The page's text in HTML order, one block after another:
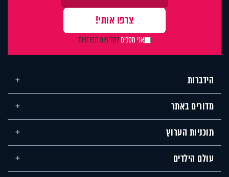
אני מסכיםלמדיניות הפרטיות
הידברות
מדורים באתר
תוכניות הערוץ
עולם הילדים